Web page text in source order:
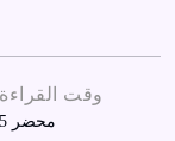
وقت القراءة
5 محضر